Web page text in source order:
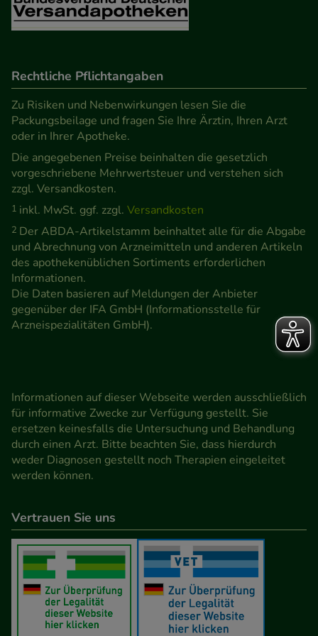
Rechtliche Pflichtangaben
Zu Risiken und Nebenwirkungen lesen Sie die
Packungsbeilage und fragen Sie Ihre Ärztin, Ihren Arzt
oder in Ihrer Apotheke.
Die angegebenen Preise beinhalten die gesetzlich
vorgeschriebene Mehrwertsteuer und verstehen sich
zzgl. Versandkosten.
1 inkl. MwSt. ggf. zzgl. Versandkosten
2 Der ABDA-Artikelstamm beinhaltet alle für die Abgabe
und Abrechnung von Arzneimitteln und anderen Artikeln
des apothekenüblichen Sortiments erforderlichen
Informationen.
Die Daten basieren auf Meldungen der Anbieter
gegenüber der IFA GmbH (Informationsstelle für
Arzneispezialitäten GmbH).
Informationen auf dieser Webseite werden ausschließlich
für informative Zwecke zur Verfügung gestellt. Sie
ersetzen keinesfalls die Untersuchung und Behandlung
durch einen Arzt. Bitte beachten Sie, dass hierdurch
weder Diagnosen gestellt noch Therapien eingeleitet
werden können.
Vertrauen Sie uns